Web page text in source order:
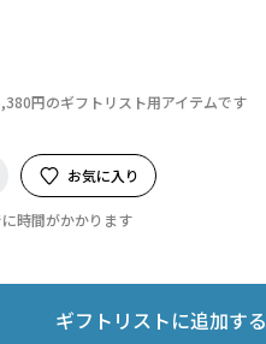
円のギフトリスト用アイテムです
お気に入り
時間がかかります
ギフトリストに追加する